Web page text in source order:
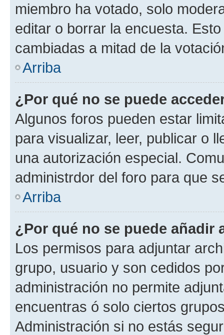
miembro ha votado, solo
editar o borrar la encuesta.
cambiadas a mitad de la
Arriba
¿Por qué no se puede
Algunos foros pueden estar
para visualizar, leer, publicar o
una autorización especial.
administrdor del foro para que
Arriba
¿Por qué no se puede añadir
Los permisos para adjuntar
grupo, usuario y son cedidos
administración no permite
encuentras ó solo ciertos
Administración si no estás